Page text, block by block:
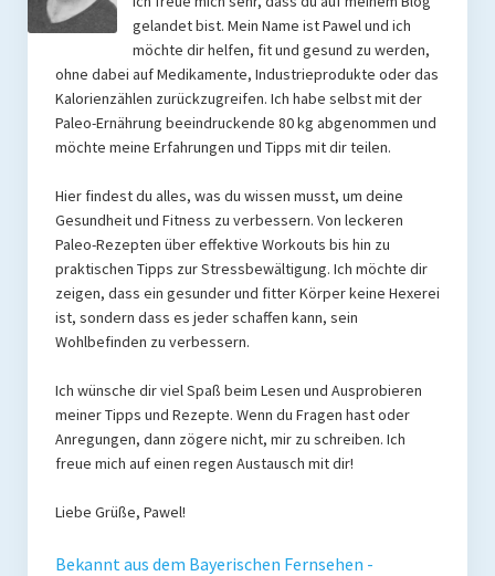
gelandet bist. Mein Name ist Pawel und ich
möchte dir helfen, fit und gesund zu werden,
ohne dabei auf Medikamente, Industrieprodukte oder das
Kalorienzählen zurückzugreifen. Ich habe selbst mit der
Paleo-Ernährung beeindruckende 80 kg abgenommen und
möchte meine Erfahrungen und Tipps mit dir teilen.
Hier findest du alles, was du wissen musst, um deine
Gesundheit und Fitness zu verbessern. Von leckeren
Paleo-Rezepten über effektive Workouts bis hin zu
praktischen Tipps zur Stressbewältigung. Ich möchte dir
zeigen, dass ein gesunder und fitter Körper keine Hexerei
ist, sondern dass es jeder schaffen kann, sein
Wohlbefinden zu verbessern.
Ich wünsche dir viel Spaß beim Lesen und Ausprobieren
meiner Tipps und Rezepte. Wenn du Fragen hast oder
Anregungen, dann zögere nicht, mir zu schreiben. Ich
freue mich auf einen regen Austausch mit dir!
Liebe Grüße, Pawel!
Bekannt aus dem Bayerischen Fernsehen -